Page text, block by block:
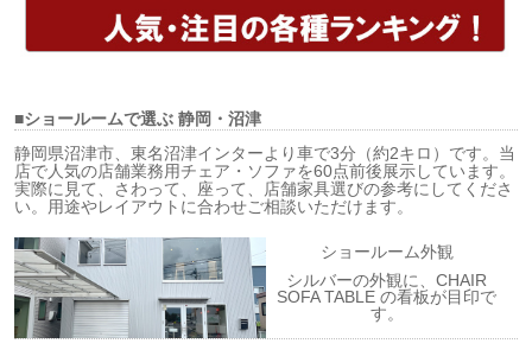
■ショールームで選ぶ静岡・沼津
静岡県沼津市、東名沼津インターより車で3分（約2キロ）です。当
店で人気の店舗業務用チェア・ソファを60点前後展示しています。
実際に見て、さわって、座って、店舗家具選びの参考にしてくださ
い。用途やレイアウトに合わせご相談いただけます。
ショールーム外観
シルバーの外観に、CHAIR
SOFA TABLE の看板が目印で
す。